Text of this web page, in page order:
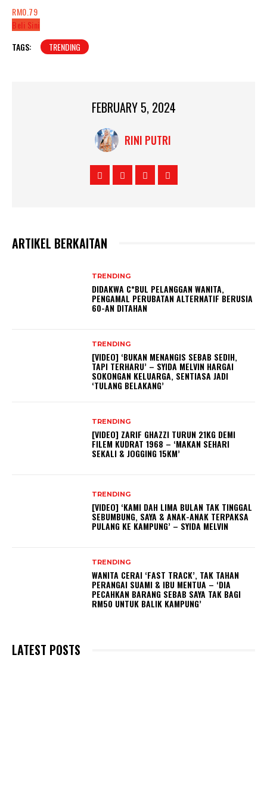
RM0.79
Beli Sini
TAGS:
TRENDING
FEBRUARY 5, 2024
RINI PUTRI
ARTIKEL BERKAITAN
TRENDING
DIDAKWA C*BUL PELANGGAN WANITA,
PENGAMAL PERUBATAN ALTERNATIF BERUSIA
60-AN DITAHAN
TRENDING
[VIDEO] ‘BUKAN MENANGIS SEBAB SEDIH,
TAPI TERHARU’ – SYIDA MELVIN HARGAI
SOKONGAN KELUARGA, SENTIASA JADI
‘TULANG BELAKANG’
TRENDING
[VIDEO] ZARIF GHAZZI TURUN 21KG DEMI
FILEM KUDRAT 1968 – ‘MAKAN SEHARI
SEKALI & JOGGING 15KM’
TRENDING
[VIDEO] ‘KAMI DAH LIMA BULAN TAK TINGGAL
SEBUMBUNG, SAYA & ANAK-ANAK TERPAKSA
PULANG KE KAMPUNG’ – SYIDA MELVIN
TRENDING
WANITA CERAI ‘FAST TRACK’, TAK TAHAN
PERANGAI SUAMI & IBU MENTUA – ‘DIA
PECAHKAN BARANG SEBAB SAYA TAK BAGI
RM50 UNTUK BALIK KAMPUNG’
LATEST POSTS